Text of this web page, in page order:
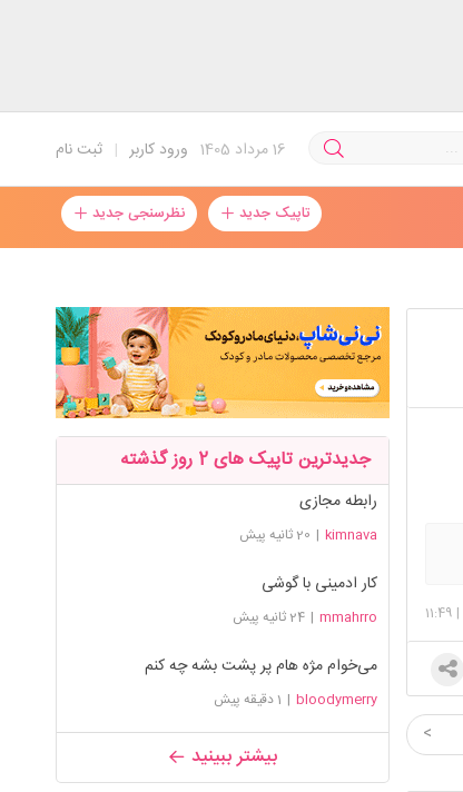
ثبت نام | ورود کاربر 16مرداد 1405
تاپیک جدید نظرسنجی جدید
|
11:49
<
جدیدترین تاپیک های 2 روز گذشته
رابطه مجازی
kimnava
| 20 ثانیه پیش
کار ادمینی با گوشی
mmahrro
| 24 ثانیه پیش
می‌خوام مژه هام پر پشت بشه چه کنم
bloodymerry
| 1 دقیقه پیش
بیشتر ببینید